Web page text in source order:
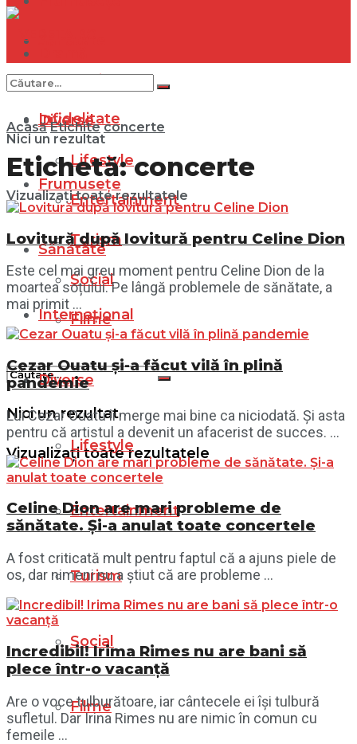
Internațional
Diverse
Lifestyle
Entertainment
Turism
Social
Filme
Nici un rezultat
Vizualizați toate rezultatele
Infidelitate
Frumusețe
Sănătate
Internațional
Diverse
Lifestyle
Entertainment
Turism
Social
Filme
Nici un rezultat
Vizualizați toate rezultatele
Acasă Etichite concerte
Etichetă:concerte
Lovitură după lovitură pentru Celine Dion
Este cel mai greu moment pentru Celine Dion de la
moartea soțului. Pe lângă problemele de sănătate, a
mai primit ...
Cezar Ouatu și-a făcut vilă în plină
pandemie
Lui Cezar Ouatu îi merge mai bine ca niciodată. Și asta
pentru că artistul a devenit un afacerist de succes. ...
Celine Dion are mari probleme de
sănătate. Și-a anulat toate concertele
A fost criticată mult pentru faptul că a ajuns piele de
os, dar nimeni nu a știut că are probleme ...
Incredibil! Irima Rimes nu are bani să
plece într-o vacanță
Are o voce tulburătoare, iar cântecele ei își tulbură
sufletul. Dar Irina Rimes nu are nimic în comun cu
femeile ...